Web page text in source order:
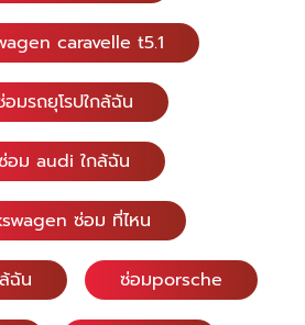
caravelle t5.1
มรถยุโรปใกล้ฉัน
อม audi ใกล้ฉัน
ซ่อม ที่ไหน
ฉัน ซ่อมporsche